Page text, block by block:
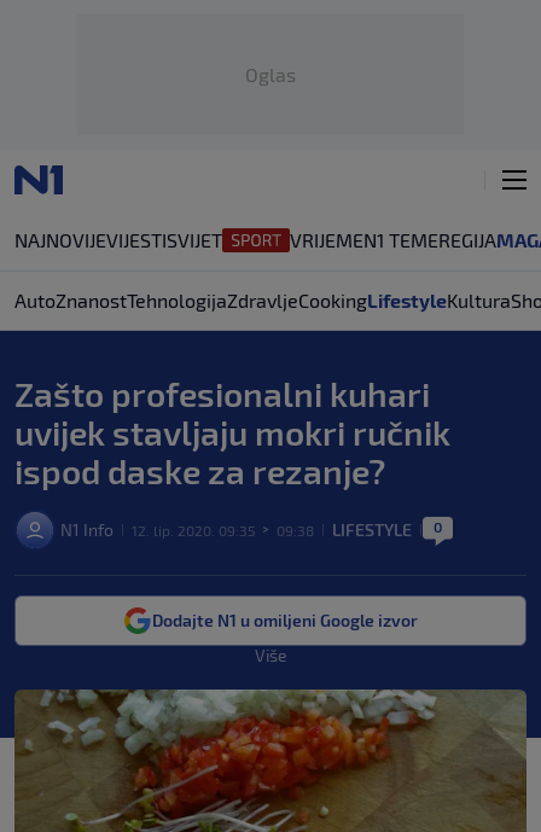
Oglas
NAJNOVIJEVIJESTISVIJET VRIJEMEN1 TEMEREGIJA
AutoZnanostTehnologijaZdravljeCookingLifestyleKultura
Zašto profesionalni kuhari
uvijek stavljaju mokri ručnik
ispod daske za rezanje?
N1 Info 12. lip. 2020. 09:35 > 09:38 LIFESTYLE 0
Dodajte N1 u omiljeni Google izvor
Više